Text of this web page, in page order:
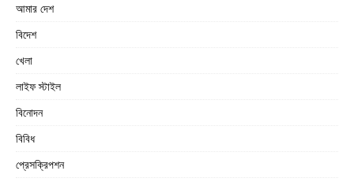
আমার দেশ
বিদেশ
খেলা
লাইফ স্টাইল
বিনোদন
বিবিধ
প্রেসক্রিপশন